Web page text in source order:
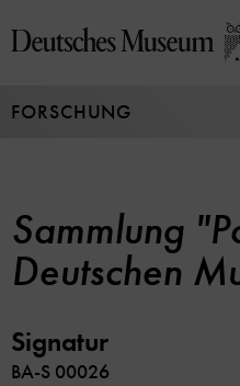
zum
FORSCHUNG
Sammlung
Deutschen
Signatur
BA-S 00026